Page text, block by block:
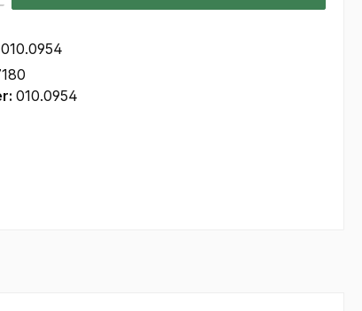
010.0954
010.0954